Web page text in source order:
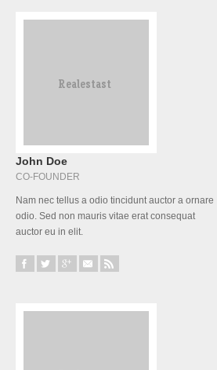
John Doe
CO-FOUNDER
Nam nec tellus a odio tincidunt auctor a ornare
odio. Sed non mauris vitae erat consequat
auctor eu in elit.